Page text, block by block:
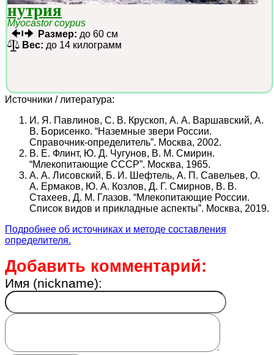
нутрия
Myocastor coypus
Размер: до 60 см
Вес: до 14 килограмм
Источники / литература:
И. Я. Павлинов, С. В. Крускоп, А. А. Варшавский, А.
В. Борисенко. “Наземные звери России.
Справочник-определитель”. Москва, 2002.
В. Е. Флинт, Ю. Д. Чугунов, В. М. Смирин.
“Млекопитающие СССР”. Москва, 1965.
А. А. Лисовский, Б. И. Шефтель, А. П. Савельев, О.
А. Ермаков, Ю. А. Козлов, Д. Г. Смирнов, В. В.
Стахеев, Д. М. Глазов. “Млекопитающие России.
Список видов и прикладные аспекты”. Москва, 2019.
Подробнее об источниках и методе составления
определителя.
Добавить комментарий:
Имя (nickname):